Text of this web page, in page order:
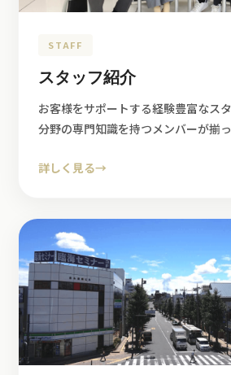
STAFF
スタッフ紹介
お客様をサポートする経験豊富なス
分野の専門知識を持つメンバーが揃っ
詳しく見る→